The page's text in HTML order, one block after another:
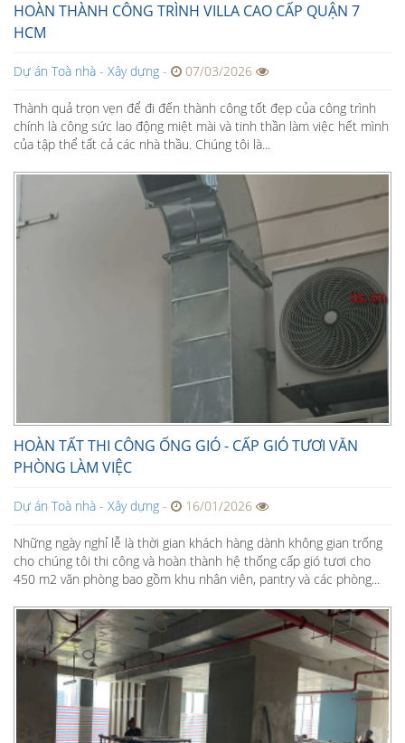
HOÀN THÀNH CÔNG TRÌNH VILLA CAO CẤP QUẬN 7
HCM
Dự án Toà nhà - Xây dựng - 07/03/2026
Thành quả trọn vẹn để đi đến thành công tốt đẹp của công trình
chính là công sức lao động miệt mài và tinh thần làm việc hết mình
của tập thể tất cả các nhà thầu. Chúng tôi là...
HOÀN TẤT THI CÔNG ỐNG GIÓ - CẤP GIÓ TƯƠI VĂN
PHÒNG LÀM VIỆC
Dự án Toà nhà - Xây dựng - 16/01/2026
Những ngày nghỉ lễ là thời gian khách hàng dành không gian trống
cho chúng tôi thi công và hoàn thành hệ thống cấp gió tươi cho
450 m2 văn phòng bao gồm khu nhân viên, pantry và các phòng...